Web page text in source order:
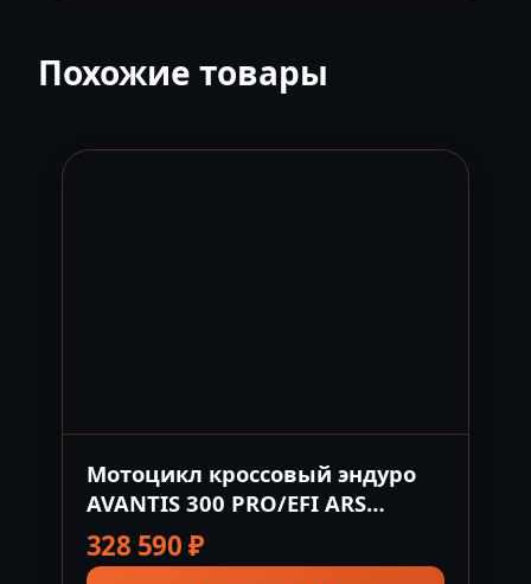
Похожие товары
Мотоцикл кроссовый эндуро
AVANTIS 300 PRO/EFI ARS
(DESIGN HS) с ПТС
328 590₽